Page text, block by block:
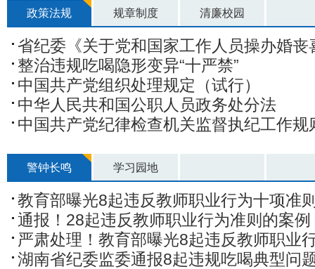
政策法规 规章制度 清廉校园
省纪委《关于党和国家工作人员操办婚丧喜庆事宜
整治违规吃喝隐形变异“十严禁”
中国共产党组织处理规定（试行）
中华人民共和国公职人员政务处分法
中国共产党纪律检查机关监督执纪工作规
警钟长鸣 学习园地
教育部曝光8起违反教师职业行为十项准
通报！28起违反教师职业行为准则的案例
严肃处理！教育部曝光8起违反教师职业行为十项准则典型问题，对
湖南省纪委监委通报8起违规吃喝典型问